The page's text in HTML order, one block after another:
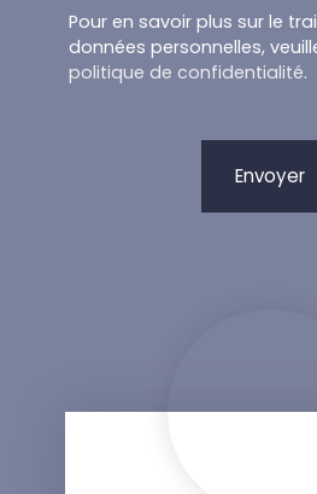
Pour en savoir plus sur le
données personnelles,
politique de confidentialité.
Envoyer